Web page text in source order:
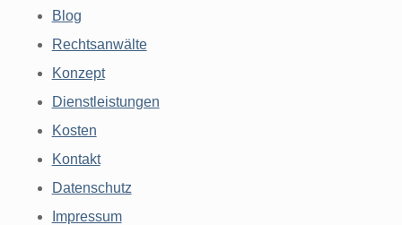
Blog
Rechtsanwälte
Konzept
Dienstleistungen
Kosten
Kontakt
Datenschutz
Impressum